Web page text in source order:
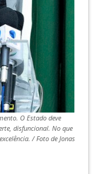
O Estado deve
disfuncional. No que
/ Foto de Jonas